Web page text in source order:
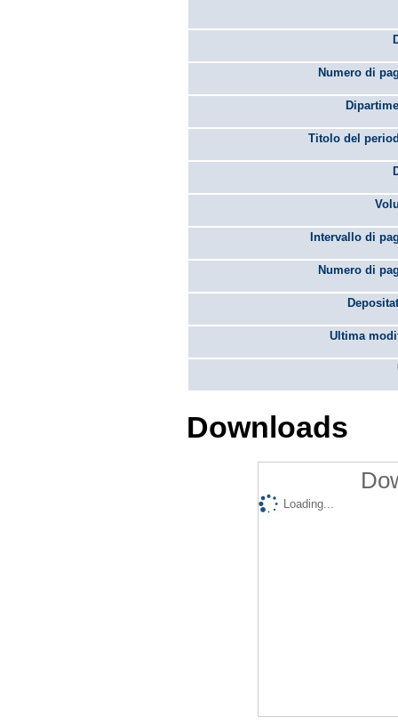
Numero di
Titolo del
Intervallo di
Numero di
Ultima
Downloads
Loading...